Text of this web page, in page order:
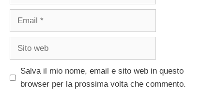
Email
Sito
Salva il mio nome, email e sito web in questo
browser per la prossima volta che commento.